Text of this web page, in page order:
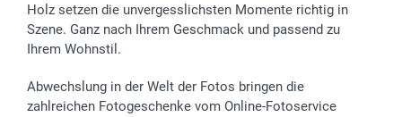
Holz setzen die unvergesslichsten Momente richtig in
Szene. Ganz nach Ihrem Geschmack und passend zu
Ihrem Wohnstil.
Abwechslung in der Welt der Fotos bringen die
zahlreichen Fotogeschenke vom Online-Fotoservice